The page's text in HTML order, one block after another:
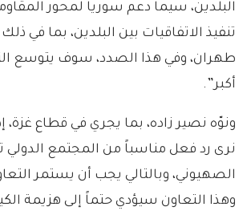
البلدين، سيما دعم سوريا لمحور
تنفيذ الاتفاقيات بين البلدين، بما في ذلك
طهران، وفي هذا الصدد، سوف يتوسع
أكبر”.
ونوّه نصير زاده، بما يجري في قطاع غزة،
نرى رد فعل مناسباً من المجتمع الدولي
الصهيوني، وبالتالي يجب أن يستمر
وهذا التعاون سيؤدي حتماً إلى هزيمة